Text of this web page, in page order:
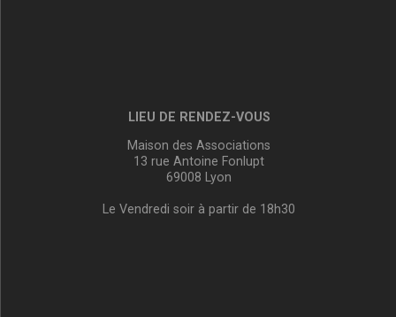
LIEU DE RENDEZ-VOUS
Maison des Associations
13 rue Antoine Fonlupt
69008 Lyon
Le Vendredi soir à partir de 18h30